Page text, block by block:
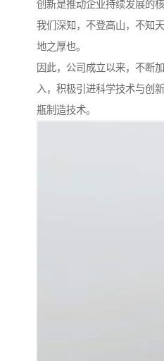
创新是推动企业持续发展的核
我们深知，不登高山，不知
地之厚也。
因此，公司成立以来，不断
入，积极引进科学技术与创
瓶制造技术。